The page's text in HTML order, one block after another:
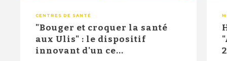
CENTRES DE SANTÉ
"Bouger et croquer la santé
aux Ulis" : le dispositif
innovant d'un ce...